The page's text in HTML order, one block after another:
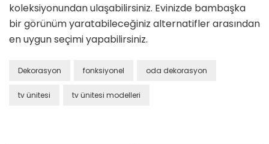
koleksiyonundan ulaşabilirsiniz. Evinizde bambaşka
bir görünüm yaratabileceğiniz alternatifler arasından
en uygun seçimi yapabilirsiniz.
Dekorasyon fonksiyonel oda dekorasyon
tv ünitesi tv ünitesi modelleri